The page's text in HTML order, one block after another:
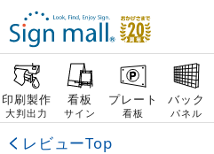
印刷製作
大判出力
看板
サイン
プレート
看板
バック
パネル
レビューTop